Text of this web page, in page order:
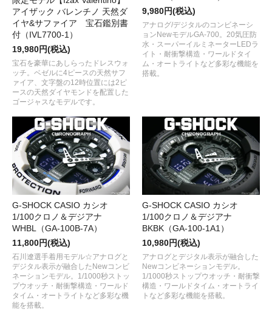
アイザック バレンチノ 天然ダ
イヤ&サファイア 宝石鑑別書
付（IVL7700-1）
19,980円(税込)
宝石を豪華にあしらったドレスウォ
ッチ。ベゼルに4ピースの天然サフ
ァイア、文字盤の12時位置には2ピ
ースの天然ダイヤモンドを配置した
ゴージャスなモデルです。
9,980円(税込)
アナログ/デジタルのコンビネーシ
ョンNewモデルGA-700。20気圧防
水・スーパーイルミネーターLEDラ
イト・耐衝撃構造・ワールドタイ
ム・オートライトなど多彩な機能を
搭載。
G-SHOCK CASIO カシオ
1/100クロノ＆デジアナ
WHBL（GA-100B-7A）
11,800円(税込)
石川遼選手着用モデル☆アナログと
デジタル表示が融合したNewコンビ
ネーションモデル。1/1000秒ストッ
プウオッチ・耐衝撃構造・ワールド
タイム・オートライトなど多彩な機
能を搭載。
G-SHOCK CASIO カシオ
1/100クロノ＆デジアナ
BKBK（GA-100-1A1）
10,980円(税込)
アナログとデジタル表示が融合した
Newコンビネーションモデル。
1/1000秒ストップウオッチ・耐衝撃
構造・ワールドタイム・オートライ
トなど多彩な機能を搭載。